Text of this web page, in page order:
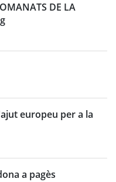
DE LA
europeu per a la
a pagès